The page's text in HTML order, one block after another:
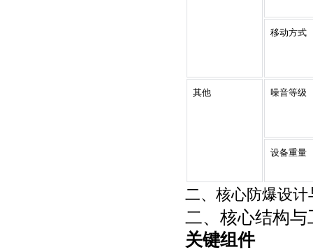
移动方式
其他 噪音等级
设备重量
二、核心防爆设计
二、核心结构与
关键组件